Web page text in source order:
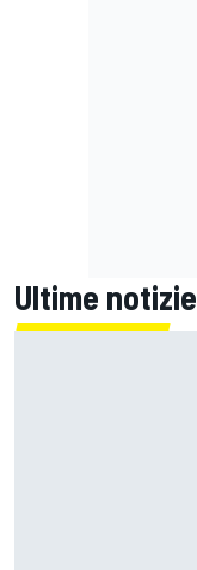
Ultime notizie